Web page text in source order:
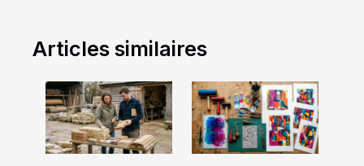
Articles similaires